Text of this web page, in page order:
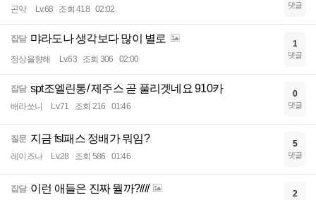
곤약 Lv.68 조회 418 02:02 댓글
잡담 먀라도나 생각보다 많이 별로
정상을향해 Lv.63 조회 306 02:00
1
댓글
잡담 spt조엘린통/ 제주스 곧 풀리겟네요 910카
배라쏘니 Lv.71 조회 216 01:46
0
댓글
질문 지금 fsl패스 정배가 뭐임?
레이즈나 Lv.28 조회 586 01:46
5
댓글
잡담 이런 애들은 진짜 뭘까?//// 2